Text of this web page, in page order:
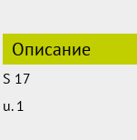
Описание
S 17
u. 1